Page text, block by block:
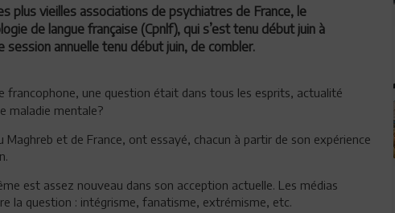
plus vieilles associations de psychiatres de France, le
de langue française (Cpnlf), qui s’est tenu début juin à
session annuelle tenu début juin, de combler.
francophone, une question était dans tous les esprits, actualité
maladie mentale?
et de France, ont essayé, chacun à partir de son expérience
est assez nouveau dans son acception actuelle. Les médias
la question : intégrisme, fanatisme, extrémisme, etc.